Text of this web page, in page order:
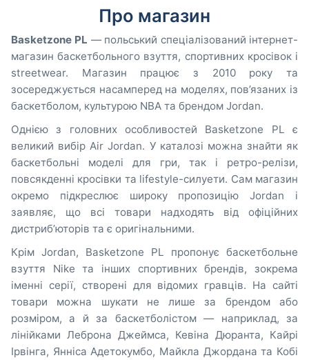
Про магазин
Basketzone PL — польський спеціалізований інтернет-
магазин баскетбольного взуття, спортивних кросівок і
streetwear. Магазин працює з 2010 року та
зосереджується насамперед на моделях, пов’язаних із
баскетболом, культурою NBA та брендом Jordan.
Однією з головних особливостей Basketzone PL є
великий вибір Air Jordan. У каталозі можна знайти як
баскетбольні моделі для гри, так і ретро-релізи,
повсякденні кросівки та lifestyle-силуети. Сам магазин
окремо підкреслює широку пропозицію Jordan і
заявляє, що всі товари надходять від офіційних
дистриб’юторів та є оригінальними.
Крім Jordan, Basketzone PL пропонує баскетбольне
взуття Nike та інших спортивних брендів, зокрема
іменні серії, створені для відомих гравців. На сайті
товари можна шукати не лише за брендом або
розміром, а й за баскетболістом — наприклад, за
лінійками Леброна Джеймса, Кевіна Дюранта, Кайрі
Ірвінга, Янніса Адетокумбо, Майкла Джордана та Кобі